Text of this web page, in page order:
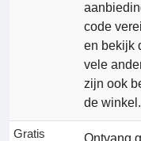
code
en bekijk
vele
zijn ook
de winkel.
Gratis